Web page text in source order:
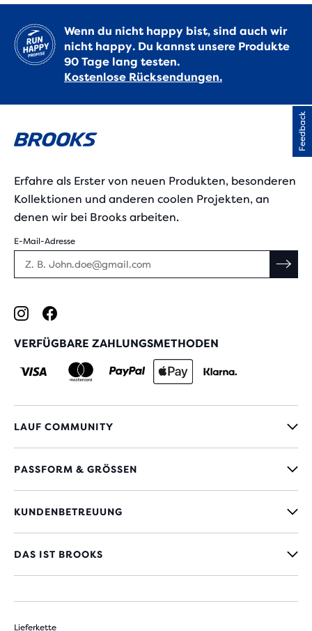
Wenn du nicht happy bist, sind auch wir
nicht happy. Du kannst unsere Produkte
90 Tage lang testen.
Kostenlose Rücksendungen.
Erfahre als Erster von neuen Produkten, besonderen
Kollektionen und anderen coolen Projekten, an
denen wir bei Brooks arbeiten.
E-Mail-Adresse
VERFÜGBARE ZAHLUNGSMETHODEN
LAUF COMMUNITY
PASSFORM & GRÖSSEN
KUNDENBETREUUNG
DAS IST BROOKS
Lieferkette
Feedback